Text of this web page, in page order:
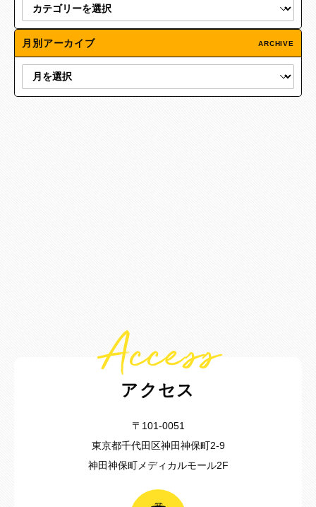
月別アーカイブ ARCHIVE
Access
アクセス
〒101-0051
東京都千代田区神田神保町2-9
神田神保町メディカルモール2F